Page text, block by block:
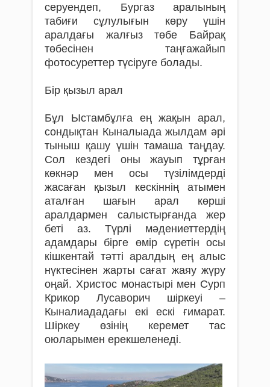
серуендеп, Бургаз аралының
табиғи сұлулығын көру үшін
аралдағы жалғыз төбе Байрақ
төбесінен таңғажайып
фотосуреттер түсіруге болады.
Бір қызыл арал
Бұл Ыстамбұлға ең жақын арал,
сондықтан Кыналыада жылдам әрі
тыныш қашу үшін тамаша таңдау.
Сол кездегі оны жауып тұрған
көкнәр мен осы түзілімдерді
жасаған қызыл кескіннің атымен
аталған шағын арал көрші
аралдармен салыстырғанда жер
беті аз. Түрлі мәдениеттердің
адамдары бірге өмір сүретін осы
кішкентай тәтті аралдың ең алыс
нүктесінен жарты сағат жаяу жүру
оңай. Христос монастырі мен Сурп
Крикор Лусаворич шіркеуі –
Кыналиададағы екі ескі ғимарат.
Шіркеу өзінің керемет тас
оюларымен ерекшеленеді.